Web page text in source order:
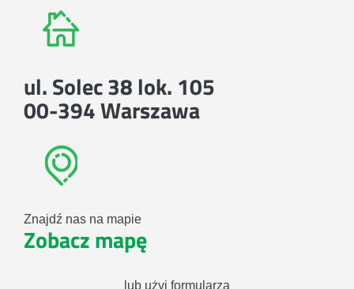
ul. Solec 38 lok. 105
00-394 Warszawa
Znajdź nas na mapie
Zobacz mapę
lub użyj formularza